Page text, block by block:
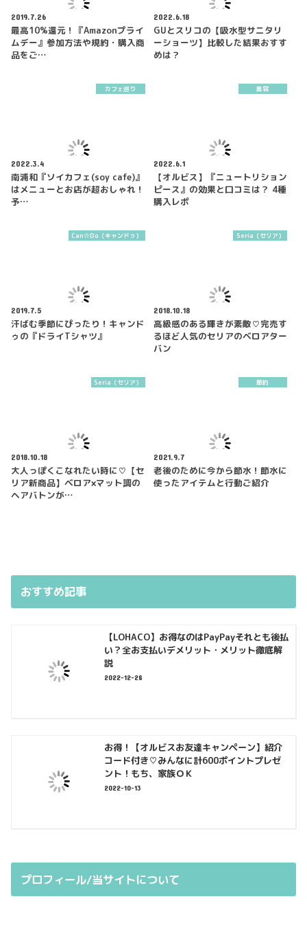
2019.7.26
最高10%還元！『Amazonプライ
ムデー』参加方法や規約・購入商
品をご…
2022.6.18
GUとスリコの【吸水型サニタリ
ーショーツ】比較した結果おすす
めは？
カフェ巡り
2022.3.4
南浦和『ソイカフェ(soy cafe)』
はメニューとお店が超おしゃれ！
予…
美容
2022.6.1
【オルビス】『ニュートリション
ピース』の効果と口コミは？ 4種
購入レポ
Can☆Do（キャンドゥ）
2019.7.5
汗ばむ季節にぴったり！キャンド
ゥの『ドライTシャツ』
Seria（セリア）
2018.10.18
高級感のある輝きが素敵♡完売す
るほど人気のセリアのベロアター
バン
Seria（セリア）
2018.10.18
大人っぽくこなれたい時に♡【セ
リア新商品】ベロア×マット調の
ヘアバトンが…
節約
2021.9.7
老後のために今から節水！節水に
使ったアイテムと行動ご紹介
おすすめ記事
【LOHACO】お得なのはPayPayそれとも後払
い？全お支払いデメリット・メリット徹底解
説
2022-12-28
お得！【オルビスお友達キャンペーン】紹介
コード付き♡みんなに計600ポイントプレゼ
ント！もち、家族ＯＫ
2022-10-13
プロフィール/当サイトについて